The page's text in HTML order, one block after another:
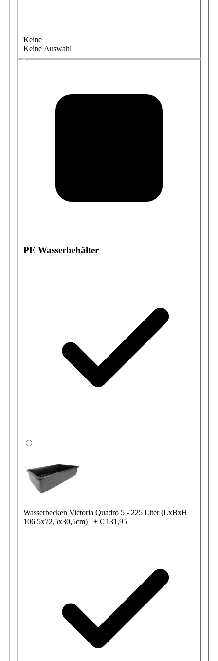
Keine
Keine Auswahl
PE Wasserbehälter
Wasserbecken Victoria Quadro 5 - 225 Liter (LxBxH
106,5x72,5x30,5cm)
+ € 131,95